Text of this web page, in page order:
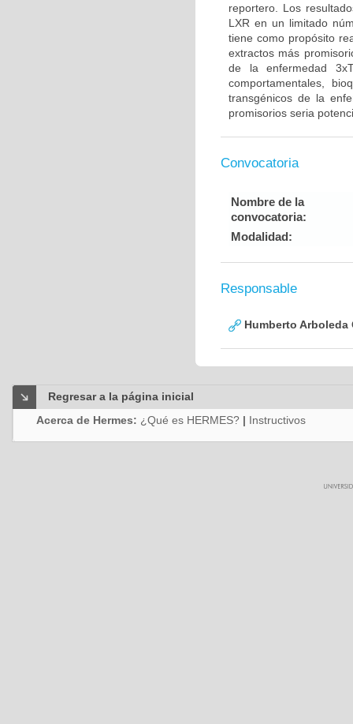
reportero. Los
LXR en un limitado
tiene como propósito
extractos más
de la enfermedad
comportamentales,
transgénicos de la
promisorios seria
Convocatoria
Nombre de la
convocatoria:
Modalidad:
Responsable
Humberto Arboleda
Regresar a la página inicial
Acerca de Hermes: ¿Qué es HERMES? | Instructivos